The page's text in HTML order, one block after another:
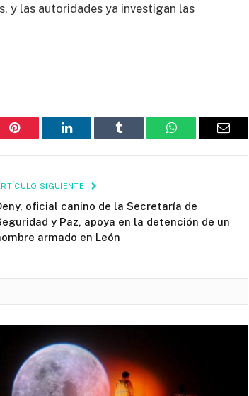
y las autoridades ya investigan las
Pinterest LinkedIn Tumblr WhatsAppEmail
SIGUIENTE
oficial canino de la Secretaría de
y Paz, apoya en la detención de un
armado en León